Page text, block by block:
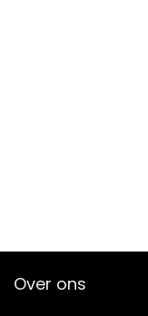
Over ons